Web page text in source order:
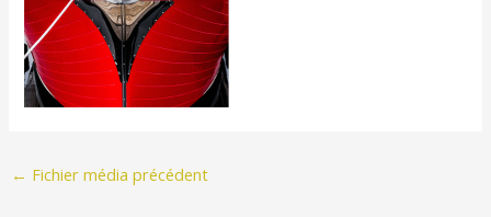
← Fichier média précédent